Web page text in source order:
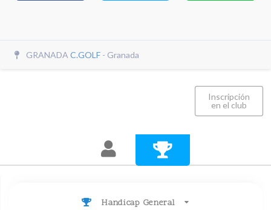
GRANADAC.GOLF - Granada
Inscripción
en el club
Handicap General